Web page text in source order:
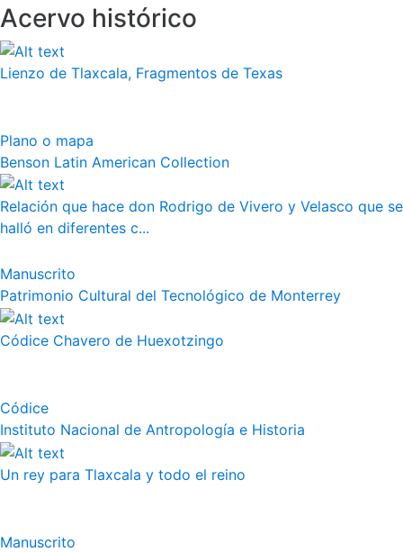
Acervo histórico
Lienzo de Tlaxcala, Fragmentos de Texas
Plano o mapa
Benson Latin American Collection
Relación que hace don Rodrigo de Vivero y Velasco que se
halló en diferentes c...
Manuscrito
Patrimonio Cultural del Tecnológico de Monterrey
Códice Chavero de Huexotzingo
Códice
Instituto Nacional de Antropología e Historia
Un rey para Tlaxcala y todo el reino
Manuscrito